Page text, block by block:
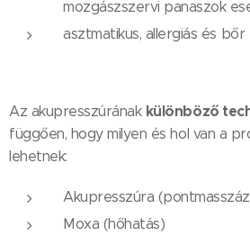
mozgászszervi panaszok
asztmatikus, allergiás és
Az akupresszúrának különböző
függően, hogy milyen és hol van a
lehetnek:
Akupresszúra
Moxa (hőhatás)